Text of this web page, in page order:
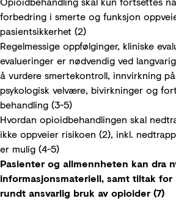
forbedring i smerte og funksjon
pasientsikkerhet (2)
Regelmessige oppfølginger, kliniske
evalueringer er nødvendig ved
å vurdere smertekontroll, innvirkning
psykologisk velvære, bivirkninger og
behandling (3-5)
Hvordan opioidbehandlingen skal
ikke oppveier risikoen (2), inkl.
er mulig (4-5)
Pasienter og allmennheten kan dra
informasjonsmateriell, samt tiltak
rundt ansvarlig bruk av opioider (7)